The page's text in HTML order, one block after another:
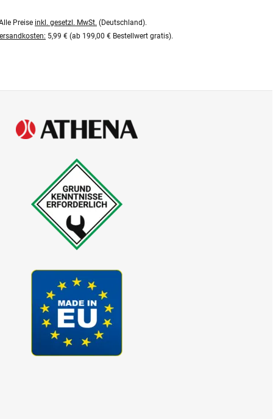
Preise inkl. gesetzl. MwSt. (Deutschland).
5,99 € (ab 199,00 € Bestellwert gratis).